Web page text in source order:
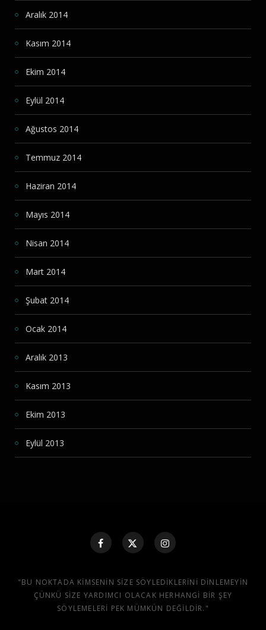
Aralık 2014
Kasım 2014
Ekim 2014
Eylül 2014
Ağustos 2014
Temmuz 2014
Haziran 2014
Mayıs 2014
Nisan 2014
Mart 2014
Şubat 2014
Ocak 2014
Aralık 2013
Kasım 2013
Ekim 2013
Eylül 2013
"BU NOKTADA KIMSENIN SIZE SÖYLEDIKLERINI DINLEMEYIN
ÇÜNKÜ SIZE YARDIMCI OLACAK HERHANGI BIR ŞEY
SÖYLEMELERI PEK MÜMKÜN DEĞILDIR."